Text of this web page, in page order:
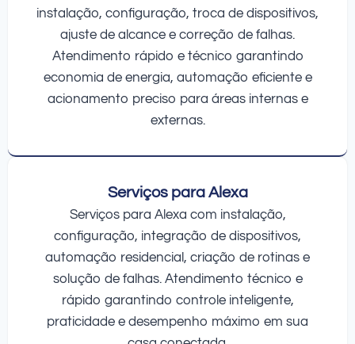
instalação, configuração, troca de dispositivos,
ajuste de alcance e correção de falhas.
Atendimento rápido e técnico garantindo
economia de energia, automação eficiente e
acionamento preciso para áreas internas e
externas.
Serviços para Alexa
Serviços para Alexa com instalação,
configuração, integração de dispositivos,
automação residencial, criação de rotinas e
solução de falhas. Atendimento técnico e
rápido garantindo controle inteligente,
praticidade e desempenho máximo em sua